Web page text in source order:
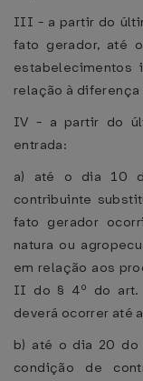
III - a partir do
fato gerador, até
estabelecimentos
relação à
IV - a partir do
entrada:
a) até o dia 10
contribuinte
fato gerador
natura ou
em relação aos
II do § 4º do art.
deverá ocorrer até
b) até o dia 20 do
condição de